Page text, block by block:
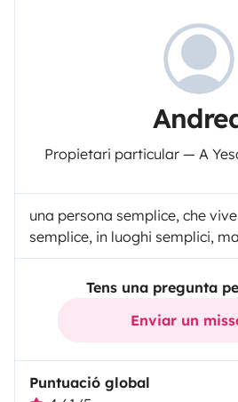
Propietari particular — A
una persona semplice, che
semplice, in luoghi semplici,
Tens una pregunta
Enviar un
Puntuació global